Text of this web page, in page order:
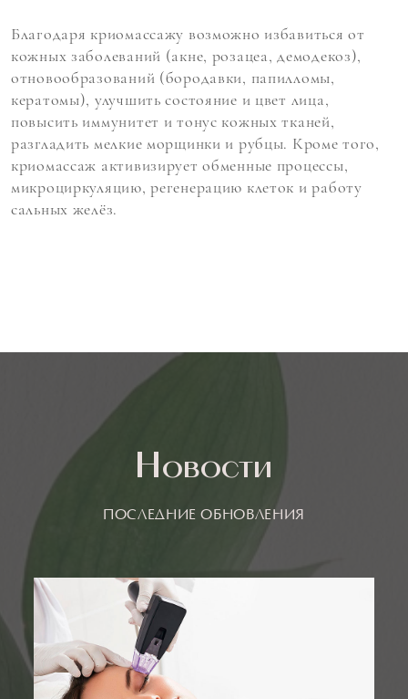
Благодаря криомассажу возможно избавиться от
кожных заболеваний (акне, розацеа, демодекоз),
отновообразований (бородавки, папилломы,
кератомы), улучшить состояние и цвет лица,
повысить иммунитет и тонус кожных тканей,
разгладить мелкие морщинки и рубцы. Кроме того,
криомассаж активизирует обменные процессы,
микроциркуляцию, регенерацию клеток и работу
сальных желёз.
Новости
ПОСЛЕДНИЕ ОБНОВЛЕНИЯ